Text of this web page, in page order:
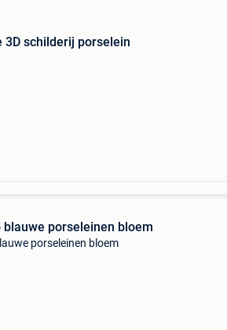
3D schilderij porselein
blauwe porseleinen bloem
porseleinen bloem